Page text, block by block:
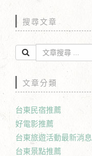
搜尋文章
文章分類
台東民宿推薦
好電影推薦
台東旅遊活動最新消息
台東景點推薦